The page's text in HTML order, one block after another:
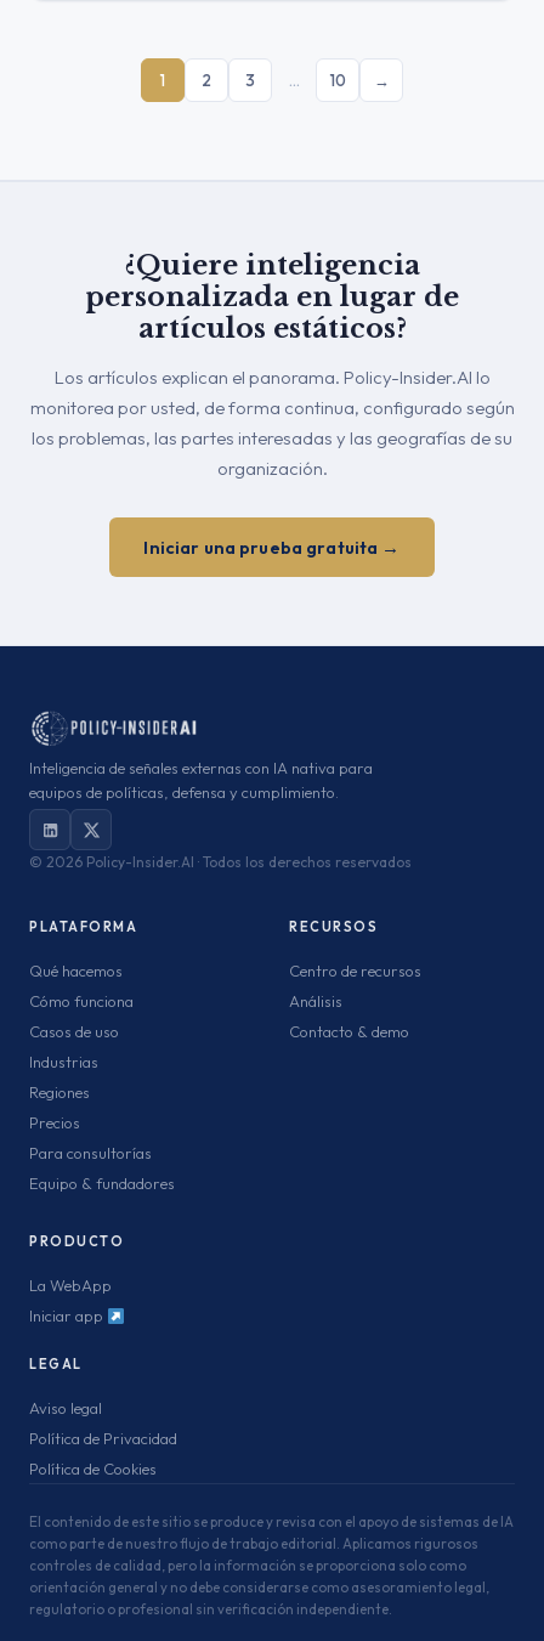
1 2 3 … 10 →
¿Quiere inteligencia
personalizada en lugar de
artículos estáticos?
Los artículos explican el panorama. Policy-Insider.AI lo
monitorea por usted, de forma continua, configurado según
los problemas, las partes interesadas y las geografías de su
organización.
Iniciar una prueba gratuita →
Inteligencia de señales externas con IA nativa para
equipos de políticas, defensa y cumplimiento.
© 2026 Policy-Insider.AI · Todos los derechos reservados
PLATAFORMA
Qué hacemos
Cómo funciona
Casos de uso
Industrias
Regiones
Precios
Para consultorías
Equipo & fundadores
RECURSOS
Centro de recursos
Análisis
Contacto & demo
PRODUCTO
La WebApp
Iniciar app
LEGAL
Aviso legal
Política de Privacidad
Política de Cookies
El contenido de este sitio se produce y revisa con el apoyo de sistemas de IA
como parte de nuestro flujo de trabajo editorial. Aplicamos rigurosos
controles de calidad, pero la información se proporciona solo como
orientación general y no debe considerarse como asesoramiento legal,
regulatorio o profesional sin verificación independiente.